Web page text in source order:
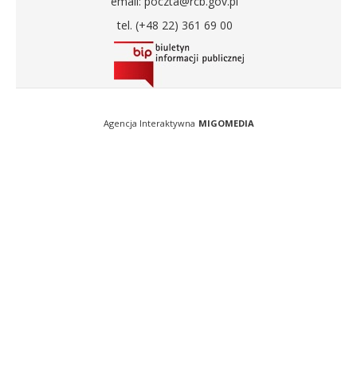
tel. (+48 22) 361 69 00
Agencja Interaktywna MIGOMEDIA